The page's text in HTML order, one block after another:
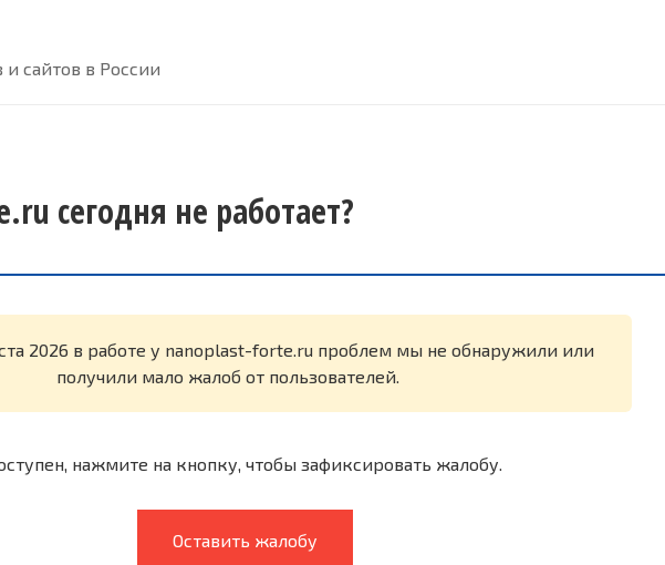
сайтов в России
сегодня не работает?
2026 в работе у nanoplast-forte.ru проблем мы не обнаружили или
получили мало жалоб от пользователей.
нажмите на кнопку, чтобы зафиксировать жалобу.
Оставить жалобу